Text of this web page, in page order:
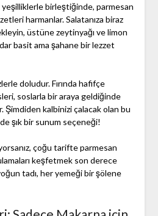
yeşilliklerle birleştiğinde, parmesan
harmanlar. Salatanıza biraz
üstüne zeytinyağı ve limon
basit ama şahane bir lezzet
doludur. Fırında hafifçe
soslarla bir araya geldiğinde
Şimdiden kalbinizi çalacak olan bu
şık bir sunum seçeneği!
çoğu tarifte parmesan
keşfetmek son derece
tadı, her yemeği bir şölene